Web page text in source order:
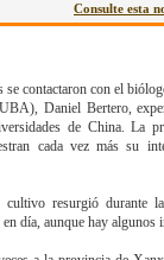
Consulte esta
se contactaron con el
Daniel Bertero,
de China. La
cada vez más su
cultivo resurgió durante
día, aunque hay